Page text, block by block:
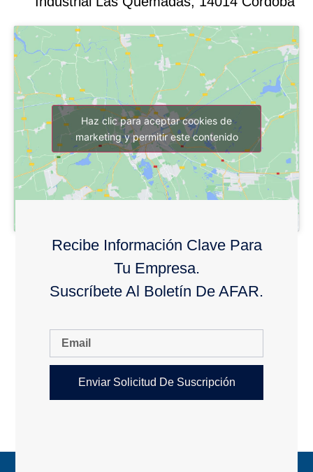
Haz clic para aceptar cookies de
marketing y permitir este contenido
Recibe Información Clave Para
Tu Empresa.
Suscríbete Al Boletín De AFAR.
Enviar Solicitud De Suscripción